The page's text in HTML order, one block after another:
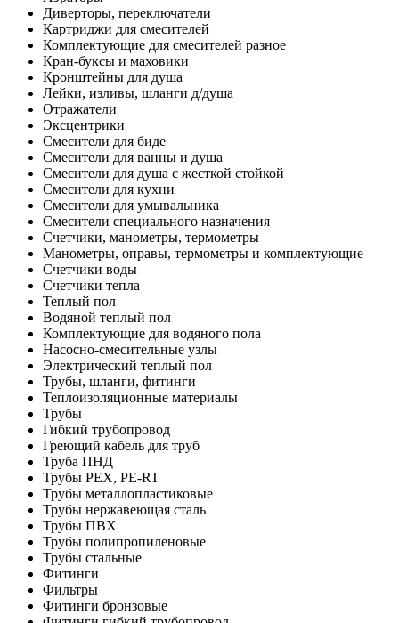
Диверторы, переключатели
Картриджи для смесителей
Комплектующие для смесителей разное
Кран-буксы и маховики
Кронштейны для душа
Лейки, изливы, шланги д/душа
Отражатели
Эксцентрики
Смесители для биде
Смесители для ванны и душа
Смесители для душа с жесткой стойкой
Смесители для кухни
Смесители для умывальника
Смесители специального назначения
Счетчики, манометры, термометры
Манометры, оправы, термометры и комплектующие
Счетчики воды
Счетчики тепла
Теплый пол
Водяной теплый пол
Комплектующие для водяного пола
Насосно-смесительные узлы
Электрический теплый пол
Трубы, шланги, фитинги
Теплоизоляционные материалы
Трубы
Гибкий трубопровод
Греющий кабель для труб
Труба ПНД
Трубы PEX, PE-RT
Трубы металлопластиковые
Трубы нержавеющая сталь
Трубы ПВХ
Трубы полипропиленовые
Трубы стальные
Фитинги
Фильтры
Фитинги бронзовые